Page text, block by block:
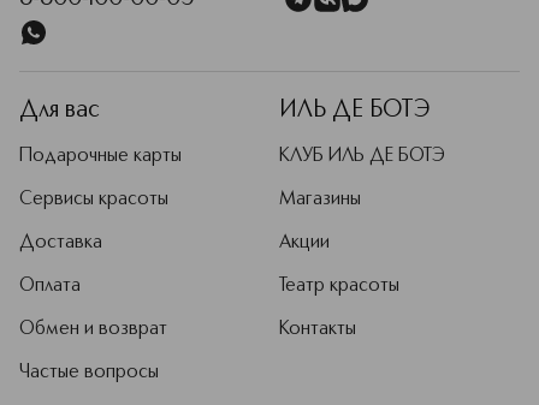
Для вас
Подарочные карты
Сервисы красоты
Доставка
Оплата
Обмен и возврат
Частые вопросы
ИЛЬ ДЕ БОТЭ
КЛУБ ИЛЬ ДЕ БОТЭ
Магазины
Акции
Театр красоты
Контакты